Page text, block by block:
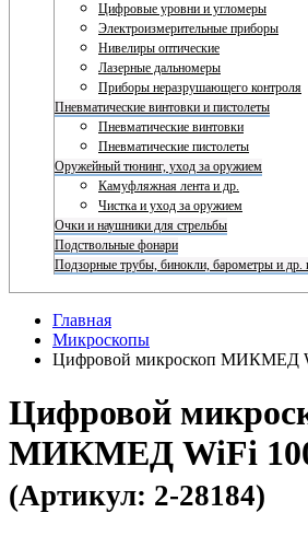
Цифровые уровни и угломеры
Электроизмерительные приборы
Нивелиры оптические
Лазерные дальномеры
Приборы неразрушающего контроля
Пневматические винтовки и пистолеты
Пневматические винтовки
Пневматические пистолеты
Оружейный тюнинг, уход за оружием
Камуфляжная лента и др.
Чистка и уход за оружием
Очки и наушники для стрельбы
Подствольные фонари
Подзорные трубы, бинокли, барометры и др.
Главная
Микроскопы
Цифровой микроскоп МИКМЕД
Цифровой
МИКМЕД WiFi
(Артикул: 2-28184)